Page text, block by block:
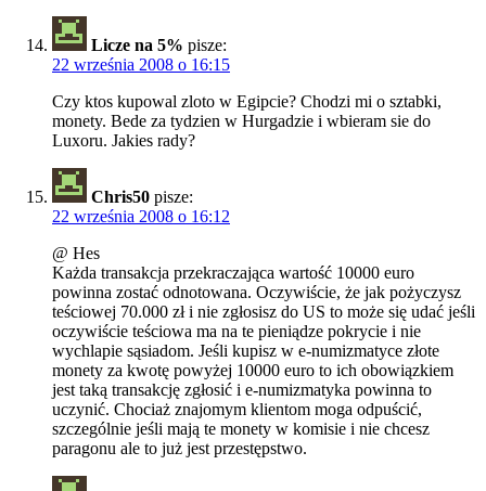
Licze na 5% pisze:
22 września 2008 o 16:15
Czy ktos kupowal zloto w Egipcie? Chodzi mi o sztabki,
monety. Bede za tydzien w Hurgadzie i wbieram sie do
Luxoru. Jakies rady?
Chris50 pisze:
22 września 2008 o 16:12
@ Hes
Każda transakcja przekraczająca wartość 10000 euro
powinna zostać odnotowana. Oczywiście, że jak pożyczysz
teściowej 70.000 zł i nie zgłosisz do US to może się udać jeśli
oczywiście teściowa ma na te pieniądze pokrycie i nie
wychlapie sąsiadom. Jeśli kupisz w e-numizmatyce złote
monety za kwotę powyżej 10000 euro to ich obowiązkiem
jest taką transakcję zgłosić i e-numizmatyka powinna to
uczynić. Chociaż znajomym klientom moga odpuścić,
szczególnie jeśli mają te monety w komisie i nie chcesz
paragonu ale to już jest przestępstwo.